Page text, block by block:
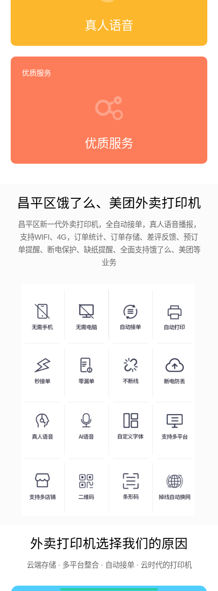
真人语音
优质服务
优质服务
昌平区饿了么、美团外卖打印机
昌平区新一代外卖打印机，全自动接单，真人语音播报，
支持WIFI、4G，订单统计、订单存储、差评反馈、预订
单提醒、断电保护、缺纸提醒、全面支持饿了么、美团等
业务
外卖打印机选择我们的原因
云端存储 · 多平台整合 · 自动接单 · 云时代的打印机